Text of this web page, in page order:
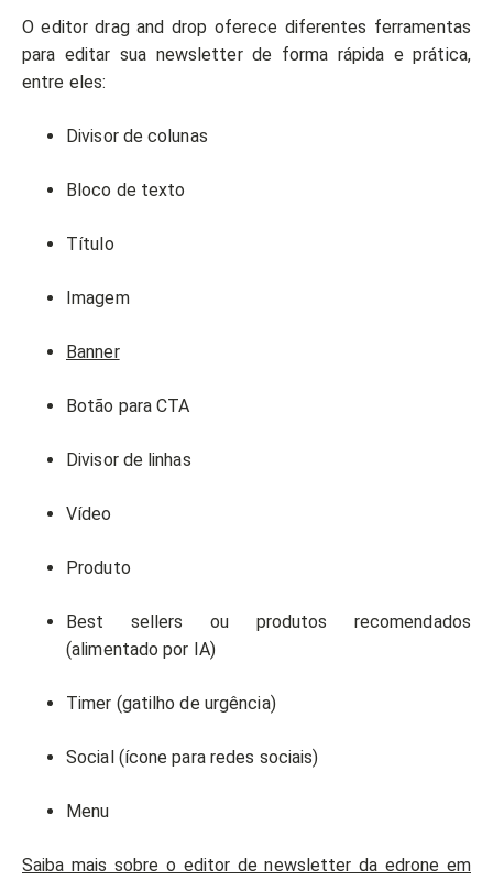
O editor drag and drop oferece diferentes ferramentas
para editar sua newsletter de forma rápida e prática,
entre eles:
Divisor de colunas
Bloco de texto
Título
Imagem
Banner
Botão para CTA
Divisor de linhas
Vídeo
Produto
Best sellers ou produtos recomendados
(alimentado por IA)
Timer (gatilho de urgência)
Social (ícone para redes sociais)
Menu
Saiba mais sobre o editor de newsletter da edrone em